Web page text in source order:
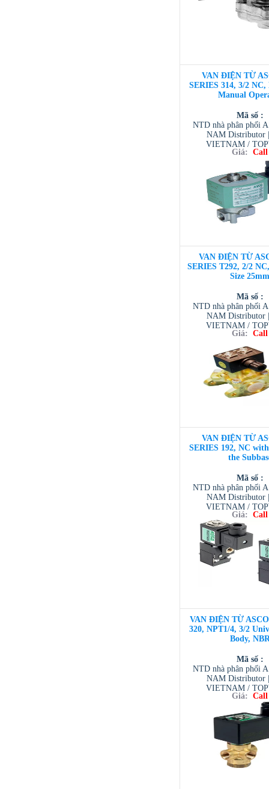
VAN ĐIỆN TỪ
SERIES 314, 3/2
Manual
Mã số :
NTD nhà phân phối
NAM Distributor
VIETNAM /
VIETNAM /
/ TESCOM
Giá: Call
VAN ĐIỆN TỪ
SERIES T292, 2/2
Size 25mm
Mã số :
NTD nhà phân phối
NAM Distributor
VIETNAM /
VIETNAM /
/ TESCOM
Giá: Call
VAN ĐIỆN TỪ
SERIES 192, NC
the
Mã số :
NTD nhà phân phối
NAM Distributor
VIETNAM /
VIETNAM /
/ TESCOM
Giá: Call
VAN ĐIỆN TỪ ASCO
320, NPT1/4, 3/2
Body,
Mã số :
NTD nhà phân phối
NAM Distributor
VIETNAM /
VIETNAM /
/ TESCOM
Giá: Call